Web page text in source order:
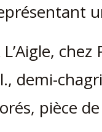
L’Aigle,
demi-
pièce